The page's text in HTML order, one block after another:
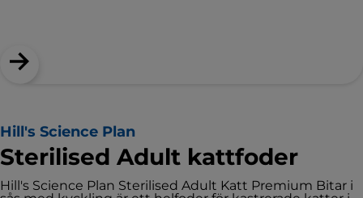
Hill's Science Plan
Sterilised Adult kattfoder
Hill's Science Plan Sterilised Adult Katt Premium Bitar i